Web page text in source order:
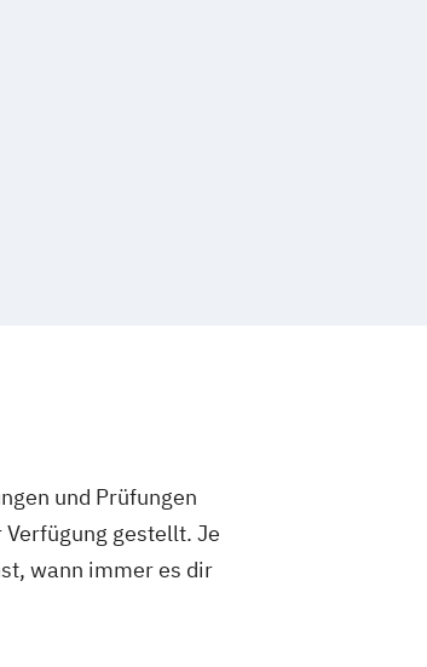
und Prüfungen
gestellt. Je
wann immer es dir